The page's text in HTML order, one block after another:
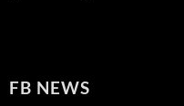
FB NEWS